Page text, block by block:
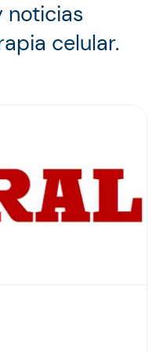
noticias
celular.